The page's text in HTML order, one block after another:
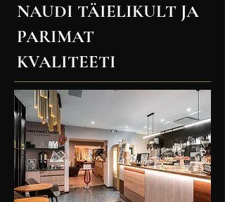
NAUDI TÄIELIKULT JA
PARIMAT
KVALITEETI